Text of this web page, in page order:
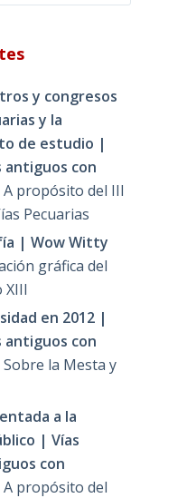
y congresos
y la
de estudio |
antiguos con
A propósito del III
Pecuarias
| Wow Witty
gráfica del
en 2012 |
antiguos con
Sobre la Mesta y
a la
| Vías
con
A propósito del